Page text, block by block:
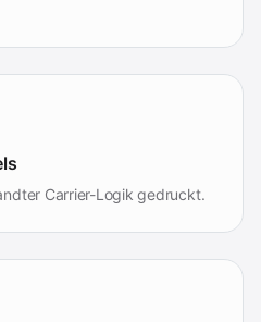
Carrier-Logik gedruckt.